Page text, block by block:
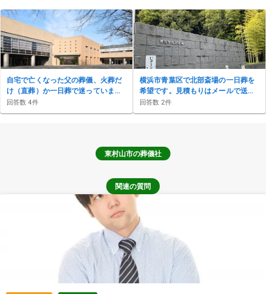
自宅で亡くなった父の葬儀、火葬だ
け（直葬）か一日葬で迷っていま
す。北区から町屋斎場の場合の費用
と流れは？
回答数4件
横浜市青葉区で北部斎場の一日葬を
希望です。見積もりはメールで送っ
てもらえますか？香典返しや精進落
としも含めた総額が知りたいです
回答数 2件
東村山市の葬儀社
関連の質問